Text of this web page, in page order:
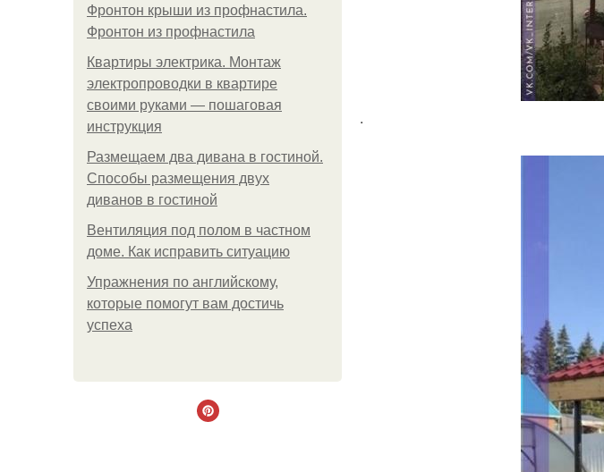
Фронтон крыши из профнастила.
Фронтон из профнастила
Квартиры электрика. Монтаж
электропроводки в квартире
своими руками — пошаговая
инструкция
Размещаем два дивана в гостиной.
Способы размещения двух
диванов в гостиной
Вентиляция под полом в частном
доме. Как исправить ситуацию
Упражнения по английскому,
которые помогут вам достичь
успеха
.